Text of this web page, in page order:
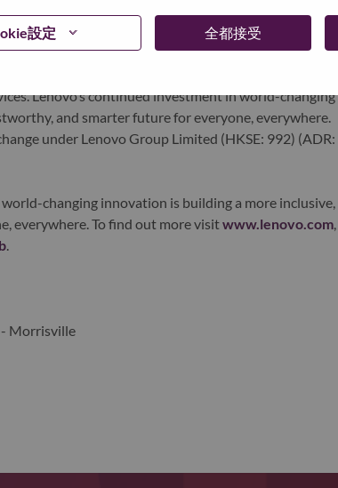
設定 全都接受
in 180 markets. Focused on a bold vision to deliver
its success as the world’s largest PC company with a
optimized devices (PCs, workstations, smartphones,
performance computing and software defined
Lenovo’s continued investment in world-changing
and smarter future for everyone, everywhere.
under Lenovo Group Limited (HKSE: 992) (ADR:
changing innovation is building a more inclusive,
everywhere. To find out more visitwww.lenovo.com
.
Morrisville